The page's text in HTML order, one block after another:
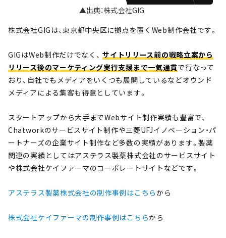
▲出典：株式会社GIG
株式会社GIGは、東京都中央区に拠点を置くWeb制作会社です。
GIGはWeb制作だけでなく、サイトリリース前の戦略立案から
リリース後のマーケティング実行支援まで一気通貫で行なって
おり、自社でもメディアをいくつも展開しているなどオウンド
メディアによる集客も得意としています。
スタートアップから大手までWebサイト制作実績も豊富で、
Chatworkのサービスサイト制作や三菱UFJイノベーション・パ
ートナーズの企業サイト制作など多数の実績があります。製薬
関連の実績としてはアステラス製薬株式会社のサービスサイト
や株式会社ケイファーマのコーポレートサイトなどです。
アステラス製薬株式会社の制作事例はこちらから
株式会社ケイファーマの制作事例はこちらから